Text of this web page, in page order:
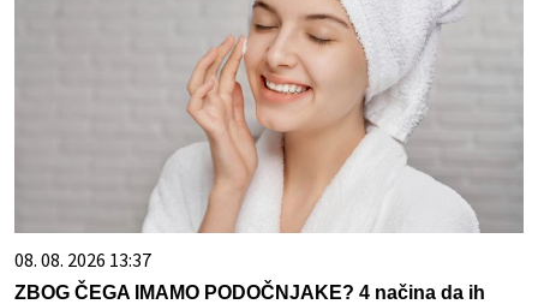
08. 08. 2026 13:37
ZBOG ČEGA IMAMO PODOČNJAKE? 4 načina da ih